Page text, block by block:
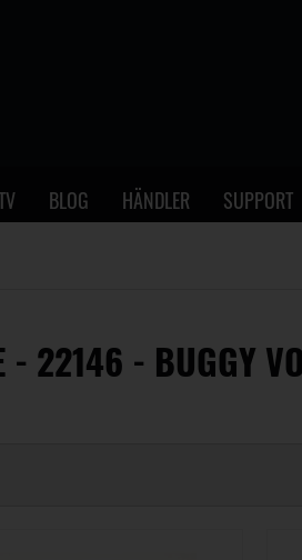
BLOG HÄNDLER SUPPORT
- 22146 - BUGGY